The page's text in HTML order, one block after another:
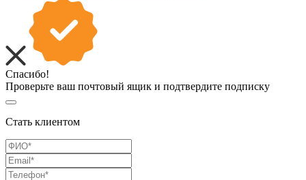
Спасибо!
Проверьте ваш почтовый ящик и подтвердите подписку
Стать клиентом